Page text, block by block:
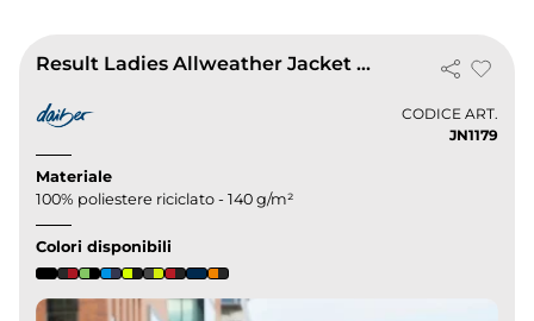
Result Ladies Allweather Jacket nera impermeabile donna – Clique
CODICE ART.
JN1179
Materiale
100% poliestere riciclato - 140 g/m²
Colori disponibili